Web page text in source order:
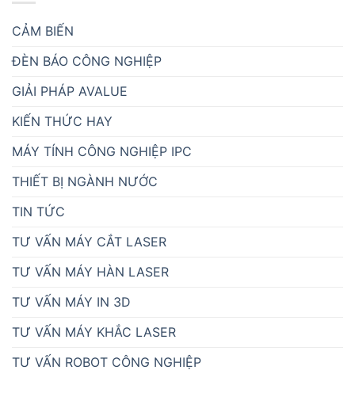
CẢM BIẾN
ĐÈN BÁO CÔNG NGHIỆP
GIẢI PHÁP AVALUE
KIẾN THỨC HAY
MÁY TÍNH CÔNG NGHIỆP IPC
THIẾT BỊ NGÀNH NƯỚC
TIN TỨC
TƯ VẤN MÁY CẮT LASER
TƯ VẤN MÁY HÀN LASER
TƯ VẤN MÁY IN 3D
TƯ VẤN MÁY KHẮC LASER
TƯ VẤN ROBOT CÔNG NGHIỆP